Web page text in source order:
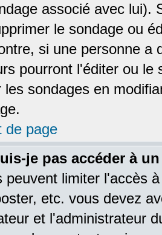
associé avec lui).
le sondage ou
si une personne a
pourront l'éditer ou le
les sondages en
de page
je pas accéder à
peuvent limiter l'accès
etc. vous devez
et l'administrateur